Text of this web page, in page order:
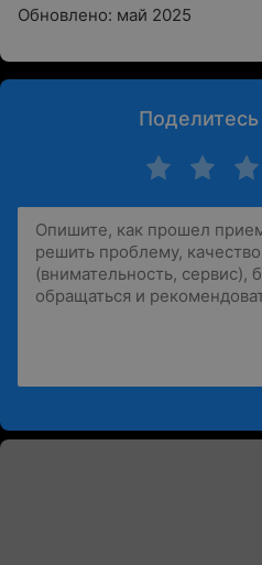
Обновлено: май 2025